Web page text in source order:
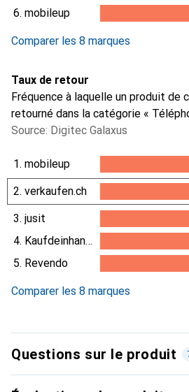
6. mobileup
Comparer les 8 marques
Taux de retour
Fréquence à laquelle un produit de
retourné dans la catégorie «
Source: Digitec Galaxus
1. mobileup
2. verkaufen.ch
5.7%
3. jusit
6%
4. Kaufdeinhandy.ch
6.1%
5. Revendo
Comparer les 8 marques
Questions sur le produit